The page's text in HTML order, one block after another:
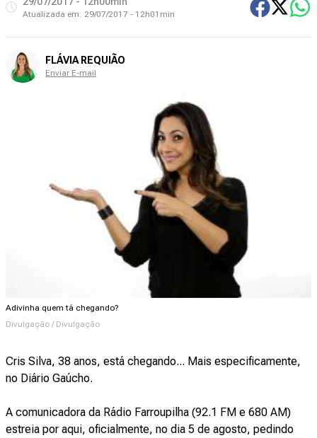
Atualizada em: 29/07/2017 - 12h01min
FLÁVIA REQUIÃO
Enviar E-mail
Adivinha quem tá chegando?
Divulgação / Divulgação
Cris Silva, 38 anos, está chegando... Mais especificamente,
no Diário Gaúcho.
A comunicadora da Rádio Farroupilha (92.1 FM e 680 AM)
estreia por aqui, oficialmente, no dia 5 de agosto, pedindo